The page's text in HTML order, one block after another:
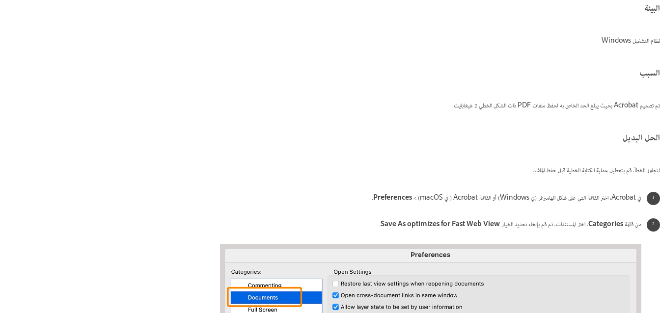
البيئة
نظام التشغيل Windows
السبب
تم تصميم Acrobat بحيث يبلغ الحد الخاص به لحفظ ملفات PDF ذات الشكل الخطي 2 غيغابايت.
الحل البديل
لتجاوز الخطأ، قم بتعطيل عملية الكتابة الخطية قبل حفظ الملف.
في Acrobat، اختر القائمة التي على شكل الهامبرغر (في Windows) أو القائمة Acrobat ( في macOS) > Preferences
.
من قائمةCategories، اختر المستندات، ثم قم بإلغاء تحديد الخيارSave As optimizes for Fast Web View
.